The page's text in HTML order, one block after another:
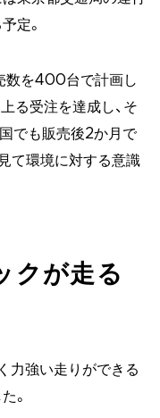
定。
数を400台で計画し
る受注を達成し、そ
でも販売後2か月で
て環境に対する意識
クが走る
力強い走りができる
。